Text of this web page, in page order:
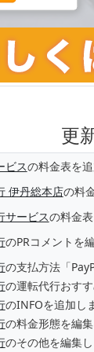
更
ビスの料金表を追
伊丹総本店の料
サービスの料金
のPRコメントを
の支払方法「
の運転代行おす
のINFOを追加し
の料金形態を編集
のその他を編集し